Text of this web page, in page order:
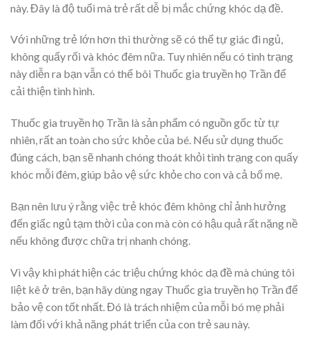
này. Đây là độ tuổi mà trẻ rất dễ bị mắc chứng khóc dạ đề.
Với những trẻ lớn hơn thì thường sẽ có thể tự giác đi ngủ,
không quấy rối và khóc đêm nữa. Tuy nhiên nếu có tình trạng
này diễn ra bạn vẫn có thể bôi Thuốc gia truyền họ Trần để
cải thiện tình hình.
Thuốc gia truyền họ Trần là sản phẩm có nguồn gốc từ tự
nhiên, rất an toàn cho sức khỏe của bé. Nếu sử dụng thuốc
đúng cách, bạn sẽ nhanh chóng thoát khỏi tình trạng con quấy
khóc mỗi đêm, giúp bảo vệ sức khỏe cho con và cả bố mẹ.
Bạn nên lưu ý rằng việc trẻ khóc đêm không chỉ ảnh hưởng
đến giấc ngủ tạm thời của con mà còn có hậu quả rất nặng nề
nếu không được chữa trị nhanh chóng.
Vì vậy khi phát hiện các triệu chứng khóc dạ đề mà chúng tôi
liệt kê ở trên, bạn hãy dùng ngay Thuốc gia truyền họ Trần để
bảo vệ con tốt nhất. Đó là trách nhiệm của mỗi bó mẹ phải
làm đối với khả năng phát triển của con trẻ sau này.